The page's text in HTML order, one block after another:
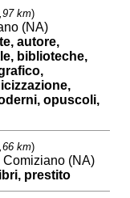
km)
(NA)
autore,
biblioteche,
opuscoli,
km)
Comiziano (NA)
prestito